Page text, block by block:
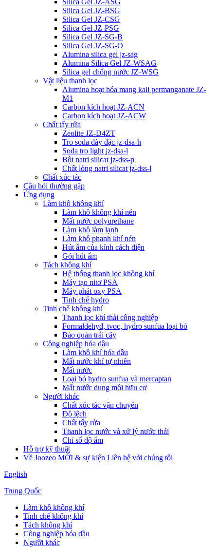
Silica Gel JZ-ASG
Silica Gel JZ-BSG
Silica Gel JZ-CSG
Silica Gel JZ-PSG
Silica Gel JZ-SG-B
Silica Gel JZ-SG-O
Alumina silica gel jz-sag
Alumina Silica Gel JZ-WSAG
Silica gel chống nước JZ-WSG
Vật liệu thanh lọc
Alumina hoạt hóa mang kali permanganate JZ-
M1
Carbon kích hoạt JZ-ACN
Carbon kích hoạt JZ-ACW
Chất tẩy rửa
Zeolite JZ-D4ZT
Tro soda dày đặc jz-dsa-h
Soda tro light jz-dsa-l
Bột natri silicat jz-dss-p
Chất lỏng natri silicat jz-dss-l
Chất xúc tác
Câu hỏi thường gặp
Ứng dụng
Làm khô không khí
Làm khô không khí nén
Mất nước polyurethane
Làm khô làm lạnh
Làm khô phanh khí nén
Hút ẩm của kính cách điện
Gói hút ẩm
Tách không khí
Hệ thống thanh lọc không khí
Máy tạo nitơ PSA
Máy phát oxy PSA
Tinh chế hydro
Tinh chế không khí
Thanh lọc khí thải công nghiệp
Formaldehyd, tvoc, hydro sunfua loại bỏ
Bảo quản trái cây
Công nghiệp hóa dầu
Làm khô khí hóa dầu
Mất nước khí tự nhiên
Mất nước
Loại bỏ hydro sunfua và mercaptan
Mất nước dung môi hữu cơ
Người khác
Chất xúc tác vận chuyển
Độ lệch
Chất tẩy rửa
Thanh lọc nước và xử lý nước thải
Chỉ số độ ẩm
Hỗ trợ kỹ thuật
Về Joozeo MỚI & sự kiện Liên hệ với chúng tôi
English
Trung Quốc
Làm khô không khí
Tinh chế không khí
Tách không khí
Công nghiệp hóa dầu
Người khác